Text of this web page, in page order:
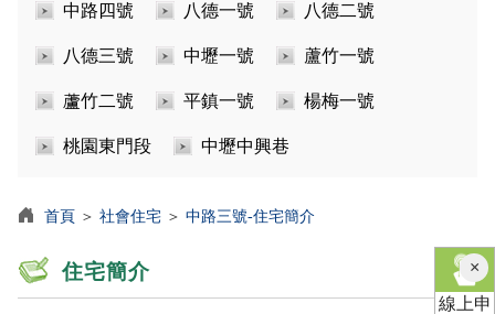
中路四號 八德一號 八德二號
八德三號 中壢一號 蘆竹一號
蘆竹二號 平鎮一號 楊梅一號
桃園東門段 中壢中興巷
首頁 ＞ 社會住宅 ＞ 中路三號-住宅簡介
住宅簡介 ×關
閉
線上申